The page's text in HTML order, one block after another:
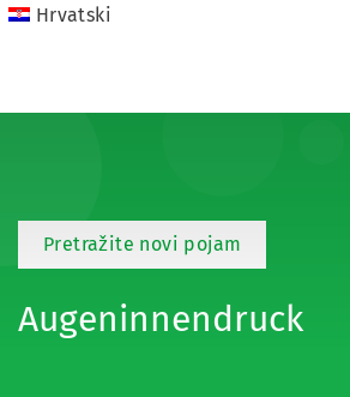
Hrvatski
Pretražite novi pojam
Augeninnendruck